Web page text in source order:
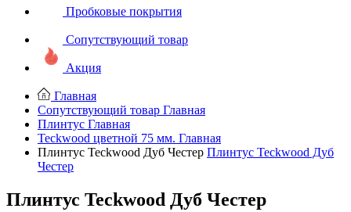
Пробковые покрытия
Сопутствующий товар
Акция
Главная
Сопутствующий товар Главная
Плинтус Главная
Teckwood цветной 75 мм. Главная
Плинтус Teckwood Дуб Честер Плинтус Teckwood Дуб
Честер
Плинтус Teckwood Дуб Честер